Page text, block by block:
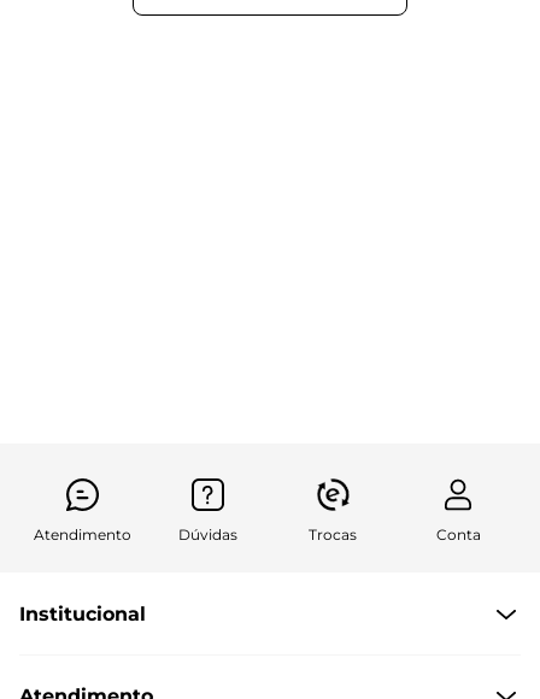
Atendimento Dúvidas Trocas Conta
Institucional